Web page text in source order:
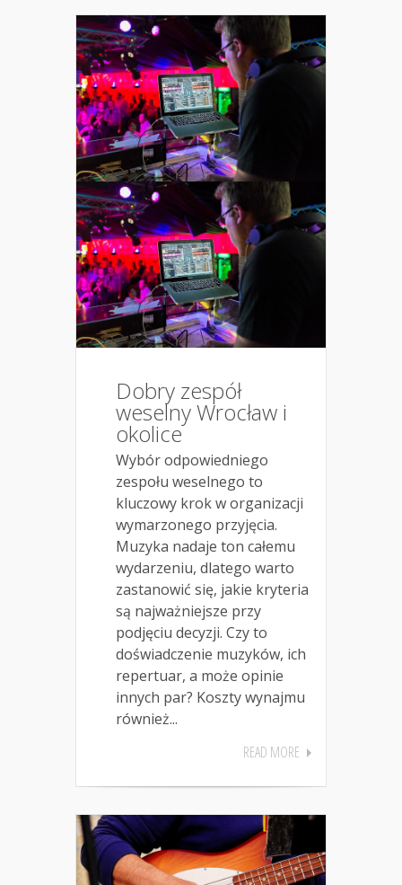
Dobry zespół
weselny Wrocław i
okolice
Wybór odpowiedniego
zespołu weselnego to
kluczowy krok w organizacji
wymarzonego przyjęcia.
Muzyka nadaje ton całemu
wydarzeniu, dlatego warto
zastanowić się, jakie kryteria
są najważniejsze przy
podjęciu decyzji. Czy to
doświadczenie muzyków, ich
repertuar, a może opinie
innych par? Koszty wynajmu
również...
READ MORE